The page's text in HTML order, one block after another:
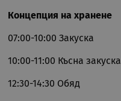
Концепция на хранене
07:00-10:00 Закуска
10:00-11:00 Късна закуска
12:30-14:30 Обяд